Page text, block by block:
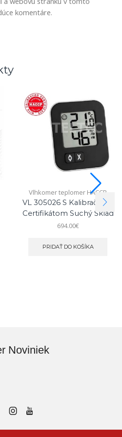
komentáre.
Vlhkomer teplomer HACCP
VL 305026 S Kalibračným
Certifikátom Suchý Sklad
694.00€
PRIDAŤ DO KOŠÍKA
Noviniek